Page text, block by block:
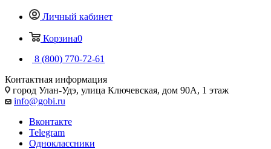
Личный кабинет
Корзина0
8 (800) 770-72-61
Контактная информация
город Улан-Удэ, улица Ключевская, дом 90А, 1 этаж
info@gobi.ru
Вконтакте
Telegram
Одноклассники